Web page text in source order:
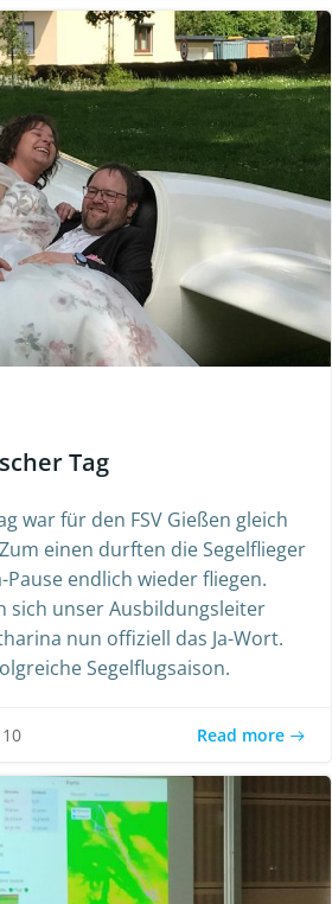
Tag
war für den FSV Gießen gleich
einen durften die Segelflieger
endlich wieder fliegen.
sich unser Ausbildungsleiter
nun offiziell das Ja-Wort.
Segelflugsaison.
Read more